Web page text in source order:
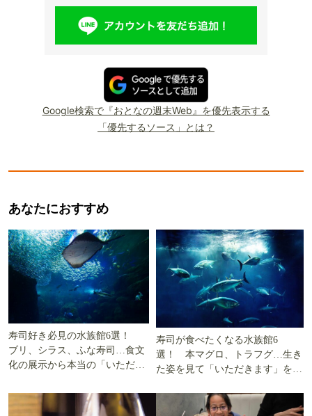
Google検索で『おとなの週末Web』を優先表示する
「優先するソース」とは？
あなたにおすすめ
寿司好き必見の水族館6選！
ブリ、シラス、ふな寿司…食文
化の展示から本当の「いただき
寿司が食べたくなる水族館6
選！ 本マグロ、トラフグ…生き
た姿を見て「いただきます」を考